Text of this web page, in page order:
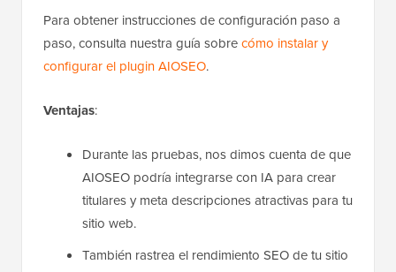
Para obtener instrucciones de configuración paso a
paso, consulta nuestra guía sobrecómo instalar y
configurar el plugin AIOSEO.
Ventajas:
Durante las pruebas, nos dimos cuenta de que
AIOSEO podría integrarse con IA para crear
titulares y meta descripciones atractivas para tu
sitio web.
También rastrea el rendimiento SEO de tu sitio